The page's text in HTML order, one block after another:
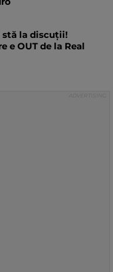
stă la discuții!
e OUT de la Real